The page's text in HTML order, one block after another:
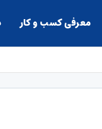
معرفی کسب و کار